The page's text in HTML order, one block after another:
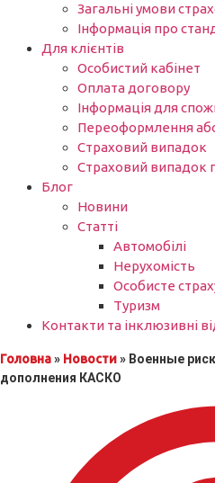
Загальні умови
Інформація про
Для клієнтів
Особистий кабінет
Оплата договору
Інформація для
Переоформлення
Страховий випадок
Страховий випадок
Блог
Новини
Статті
Автомобілі
Нерухомість
Особисте
Туризм
Контакти та інклюзивні
Головна» Новости» Военные
дополнения КАСКО